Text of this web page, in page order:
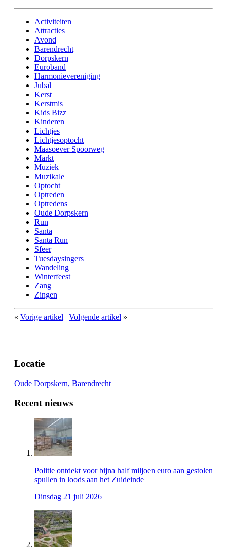
Activiteiten
Attracties
Avond
Barendrecht
Dorpskern
Euroband
Harmonievereniging
Jubal
Kerst
Kerstmis
Kids Bizz
Kinderen
Lichtjes
Lichtjesoptocht
Maasoever Spoorweg
Markt
Muziek
Muzikale
Optocht
Optreden
Optredens
Oude Dorpskern
Run
Santa
Santa Run
Sfeer
Tuesdaysingers
Wandeling
Winterfeest
Zang
Zingen
« Vorige artikel | Volgende artikel »
Locatie
Oude Dorpskern, Barendrecht
Recent nieuws
Politie ontdekt voor bijna half miljoen euro aan gestolen
spullen in loods aan het Zuideinde
Dinsdag 21 juli 2026